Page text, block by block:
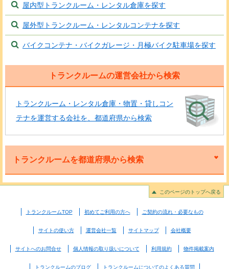
屋内型トランクルーム・レンタル倉庫を探す
屋外型トランクルーム・レンタルコンテナを探す
バイクコンテナ・バイクガレージ・月極バイク駐車場を探す
トランクルームの運営会社から検索
トランクルーム・レンタル倉庫・物置・貸しコン
テナを運営する会社を、都道府県から検索
トランクルームを都道府県から検索
このページのトップへ戻る
トランクルームTOP 初めてご利用の方へ ご契約の流れ・必要なもの
サイトの使い方 運営会社一覧 サイトマップ 会社概要
サイトへのお問合せ 個人情報の取り扱いについて 利用規約 物件掲載案内
トランクルームのブログ トランクルームについてのよくある質問